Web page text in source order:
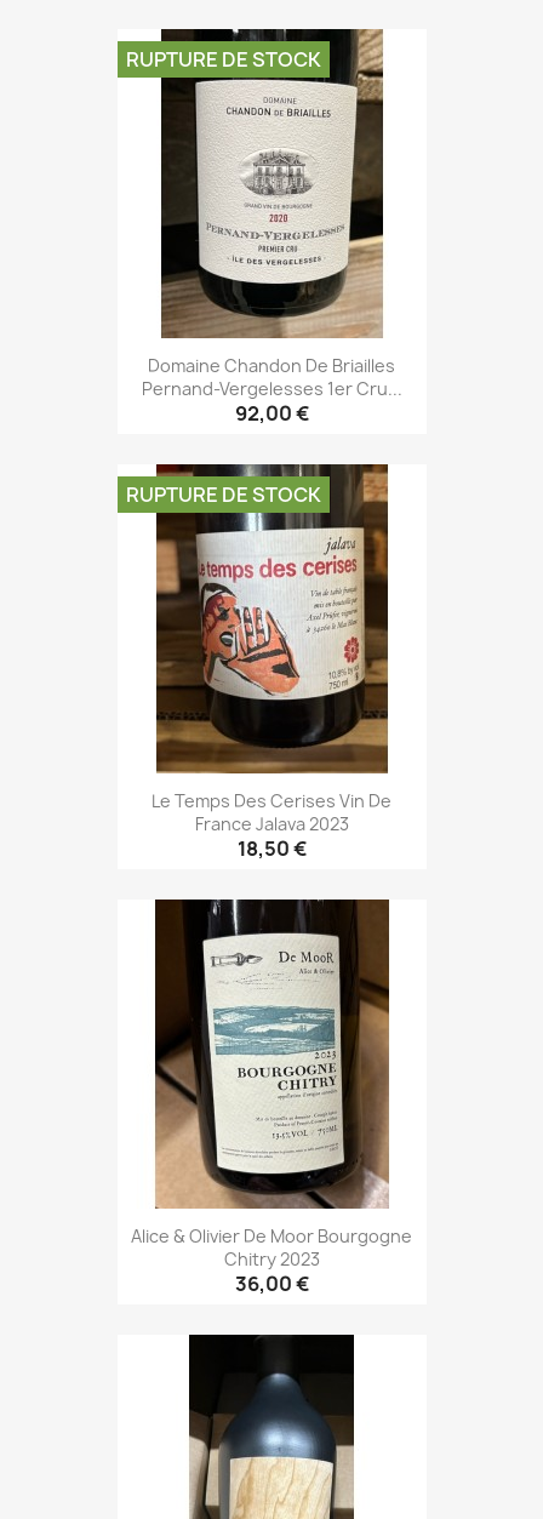
Domaine Chandon De Briailles
Pernand-Vergelesses 1er Cru...
92,00 €
RUPTURE DE STOCK
Le Temps Des Cerises Vin De
France Jalava 2023
18,50 €
RUPTURE DE STOCK
Alice & Olivier De Moor Bourgogne
Chitry 2023
36,00 €